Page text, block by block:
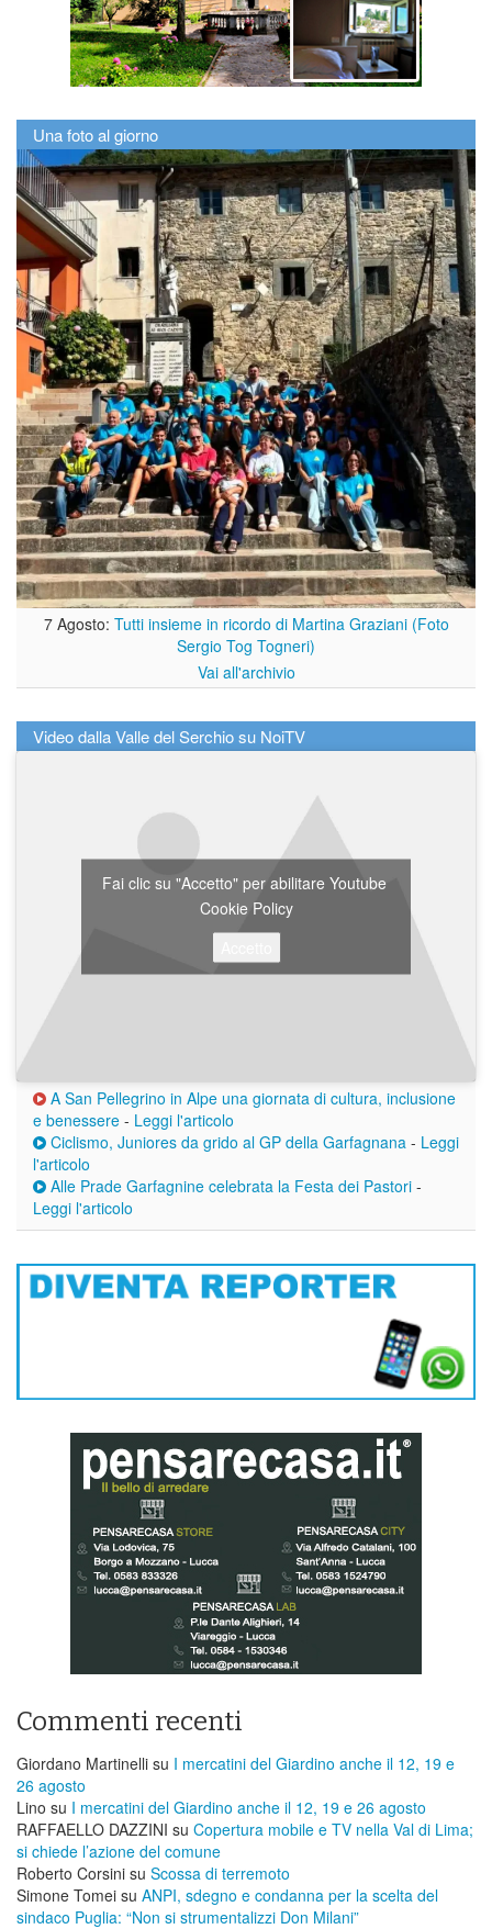
Una foto al giorno
7 Agosto: Tutti insieme in ricordo di Martina Graziani (Foto
Sergio Tog Togneri)
Vai all'archivio
Video dalla Valle del Serchio su NoiTV
Fai clic su "Accetto" per abilitare Youtube
Cookie Policy
A San Pellegrino in Alpe una giornata di cultura, inclusione
e benessere - Leggi l'articolo
Ciclismo, Juniores da grido al GP della Garfagnana - Leggi
l'articolo
Alle Prade Garfagnine celebrata la Festa dei Pastori -
Leggi l'articolo
Commenti recenti
Giordano Martinelli su I mercatini del Giardino anche il 12, 19 e
26 agosto
Lino su I mercatini del Giardino anche il 12, 19 e 26 agosto
RAFFAELLO DAZZINI su ​Copertura mobile e TV nella Val di Lima;
si chiede l’azione del comune
Roberto Corsini su Scossa di terremoto
Simone Tomei su ANPI, sdegno e condanna per la scelta del
sindaco Puglia: “Non si strumentalizzi Don Milani”